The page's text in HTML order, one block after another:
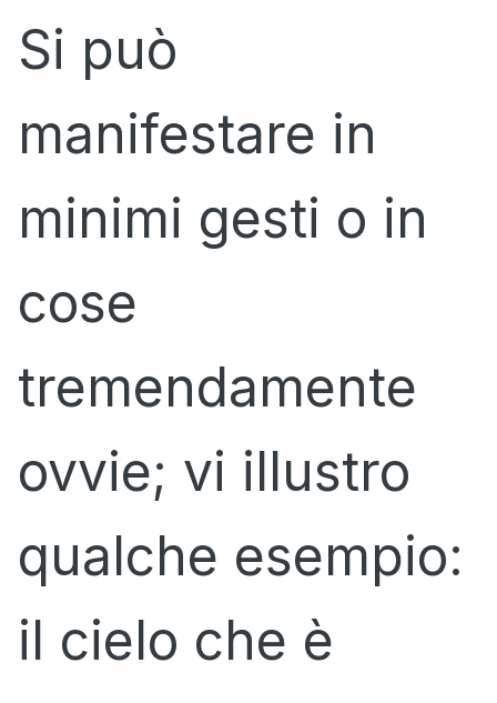
Si può
manifestare in
minimi gesti o in
cose
tremendamente
ovvie; vi illustro
qualche esempio:
il cielo che è